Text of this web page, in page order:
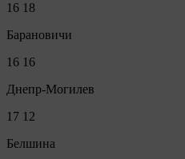
16 18
Барановичи
16 16
Днепр-Могилев
17 12
Белшина